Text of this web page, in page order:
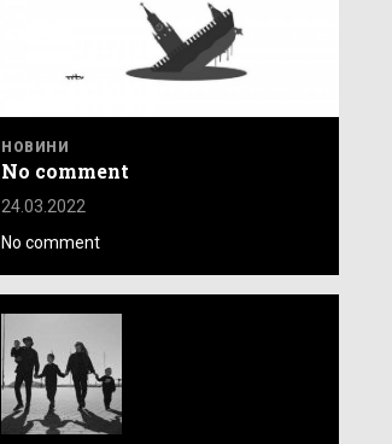
НОВИНИ
No comment
24.03.2022
No comment